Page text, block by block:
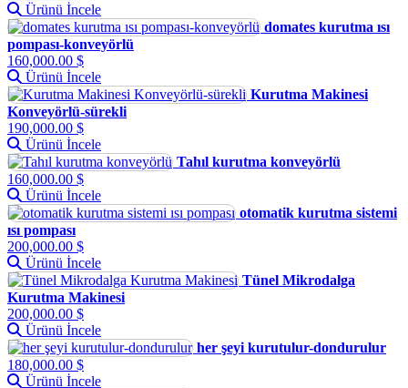
Ürünü İncele
domates kurutma ısı
pompası-konveyörlü
160,000.00 $
Ürünü İncele
Kurutma Makinesi
Konveyörlü-sürekli
190,000.00 $
Ürünü İncele
Tahıl kurutma konveyörlü
160,000.00 $
Ürünü İncele
otomatik kurutma sistemi
ısı pompası
200,000.00 $
Ürünü İncele
Tünel Mikrodalga
Kurutma Makinesi
200,000.00 $
Ürünü İncele
her şeyi kurutulur-dondurulur
180,000.00 $
Ürünü İncele